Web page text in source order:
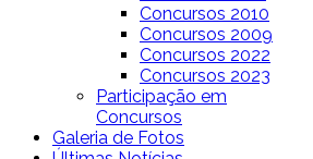
Concursos 2010
Concursos 2009
Concursos 2022
Concursos 2023
Participação em
Concursos
Galeria de Fotos